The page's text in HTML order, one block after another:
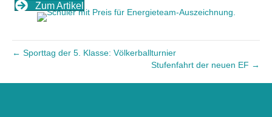
Zum Artikel
← Sporttag der 5. Klasse: Völkerballturnier
Stufenfahrt der neuen EF →